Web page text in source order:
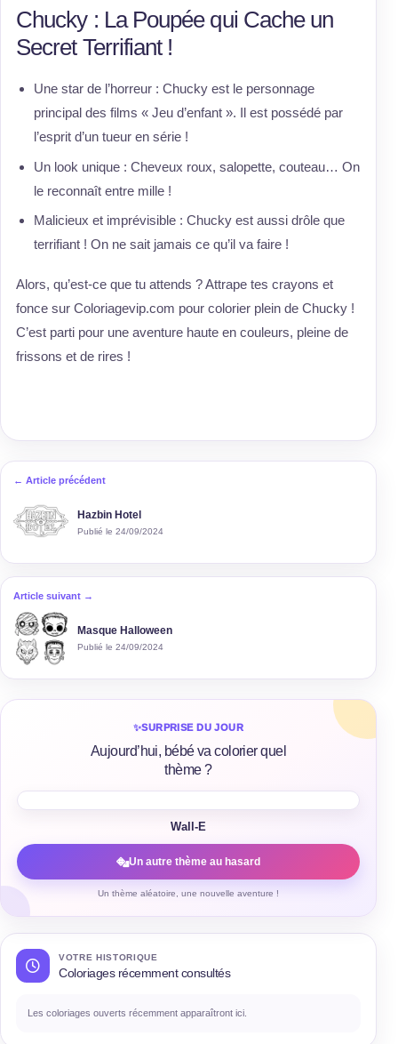
Chucky : La Poupée qui Cache un
Secret Terrifiant !
Une star de l’horreur : Chucky est le personnage
principal des films « Jeu d’enfant ». Il est possédé par
l’esprit d’un tueur en série !
Un look unique : Cheveux roux, salopette, couteau… On
le reconnaît entre mille !
Malicieux et imprévisible : Chucky est aussi drôle que
terrifiant ! On ne sait jamais ce qu’il va faire !
Alors, qu’est-ce que tu attends ? Attrape tes crayons et
fonce sur Coloriagevip.com pour colorier plein de Chucky !
C’est parti pour une aventure haute en couleurs, pleine de
frissons et de rires !
← Article précédent
Hazbin Hotel
Publié le 24/09/2024
Article suivant →
Masque Halloween
Publié le 24/09/2024
✨SURPRISE DU JOUR
Aujourd’hui, bébé va colorier quel
thème ?
Wall-E
Un autre thème au hasard
Un thème aléatoire, une nouvelle aventure !
VOTRE HISTORIQUE
Coloriages récemment consultés
Les coloriages ouverts récemment apparaîtront ici.